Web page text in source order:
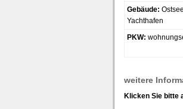
Gebäude:
Yachthafen
PKW:
weitere
Klicken Sie bitte